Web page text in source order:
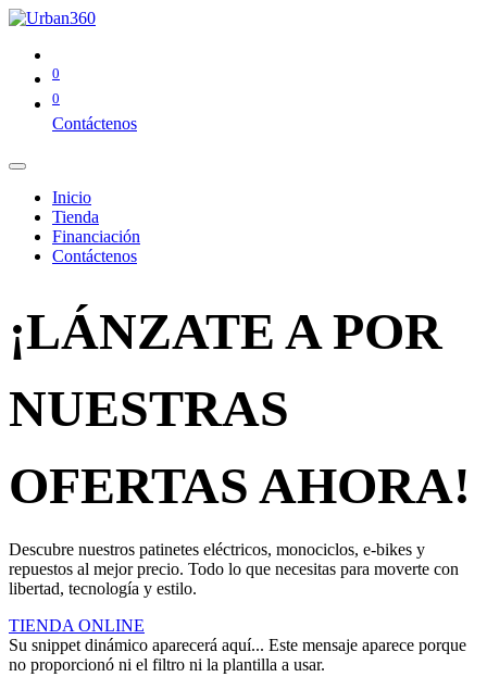
0
0
Contáctenos
Inicio
Tienda
Financiación
Contáctenos
¡LÁNZATE A POR
NUESTRAS
OFERTAS AHORA!
Descubre nuestros patinetes eléctricos, monociclos, e-bikes y
repuestos al mejor precio. Todo lo que necesitas para moverte con
libertad, tecnología y estilo.
TIENDA ONLINE
Su snippet dinámico aparecerá aquí... Este mensaje aparece porque
no proporcionó ni el filtro ni la plantilla a usar.